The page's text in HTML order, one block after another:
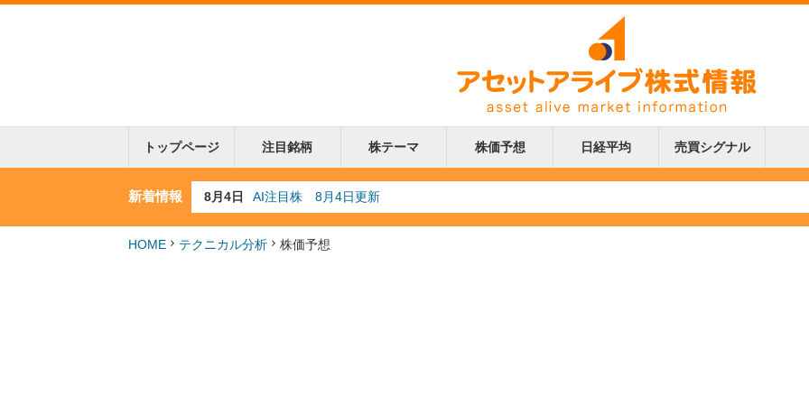
トップページ 注目銘柄 株テーマ 株価予想 日経平均 売買シグナル
新着情報 8月3日
人気業種注目株 8月3日更新
8月2日
金融注目株 8月2日更新
7月10日
半導体注目株 7月10日更新
HOME テクニカル分析 株価予想